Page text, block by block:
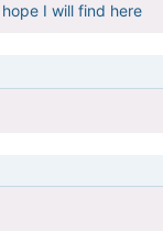
I will find here